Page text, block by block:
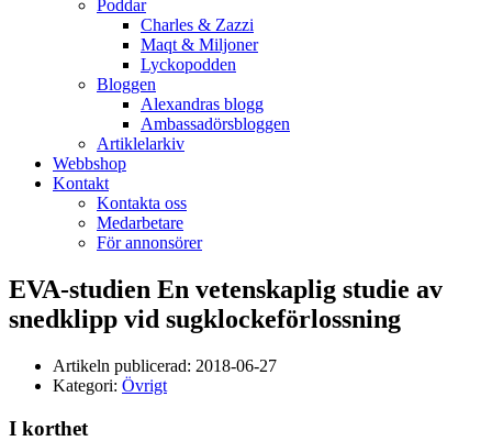
Poddar
Charles & Zazzi
Maqt & Miljoner
Lyckopodden
Bloggen
Alexandras blogg
Ambassadörsbloggen
Artiklelarkiv
Webbshop
Kontakt
Kontakta oss
Medarbetare
För annonsörer
EVA-studien En vetenskaplig studie av
snedklipp vid sugklockeförlossning
Artikeln publicerad: 2018-06-27
Kategori: Övrigt
I korthet